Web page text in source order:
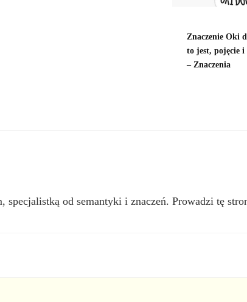
Znaczenie Oki
to jest, pojęcie
– Znaczenia
od semantyki i znaczeń. Prowadzi tę